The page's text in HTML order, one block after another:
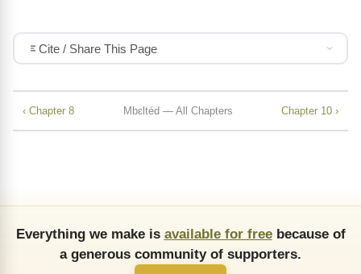
Cite / Share This Page
‹ Chapter 8 Mbɛltéd — All Chapters Chapter 10 ›
Everything we make is available for freebecause of
a generous community of supporters.